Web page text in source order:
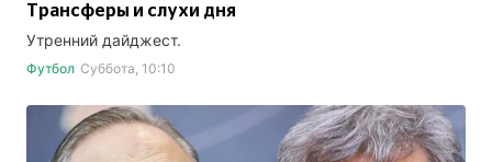
Трансферы и слухи дня
Утренний дайджест.
Футбол Суббота, 10:10